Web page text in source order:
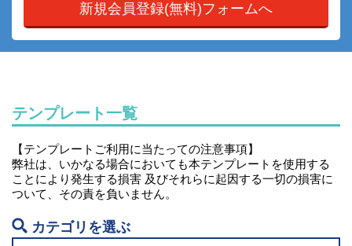
新規会員登録(無料)フォームへ
テンプレート一覧
【テンプレートご利用に当たっての注意事項】
弊社は、いかなる場合においても本テンプレートを使用する
ことにより発生する損害 及びそれらに起因する一切の損害に
ついて、その責を負いません。
カテゴリを選ぶ